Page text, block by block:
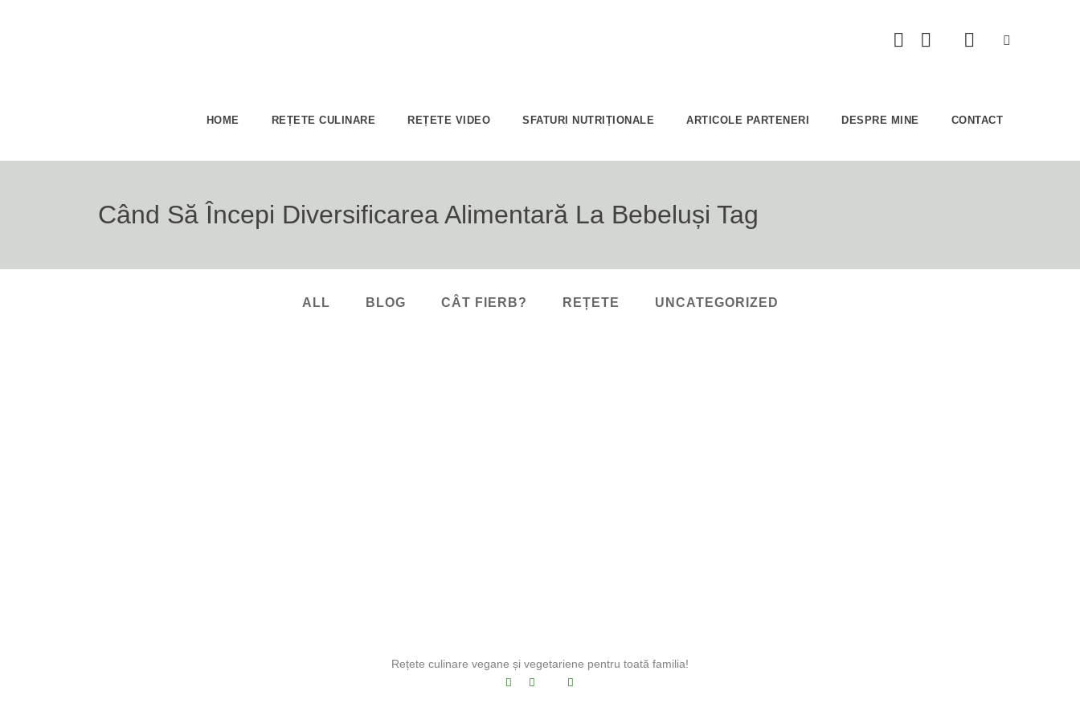
HOME REȚETE CULINARE REȚETE VIDEO SFATURI NUTRIȚIONALE ARTICOLE PARTENERI DESPRE MINE CONTACT
Când Să Începi Diversificarea Alimentară La Bebeluși Tag
ALL BLOG CÂT FIERB? REȚETE UNCATEGORIZED
Rețete culinare vegane și vegetariene pentru toată familia!